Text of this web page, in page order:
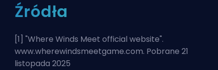
Źródła
[1] "Where Winds Meet official website".
www.wherewindsmeetgame.com. Pobrane 21
listopada 2025